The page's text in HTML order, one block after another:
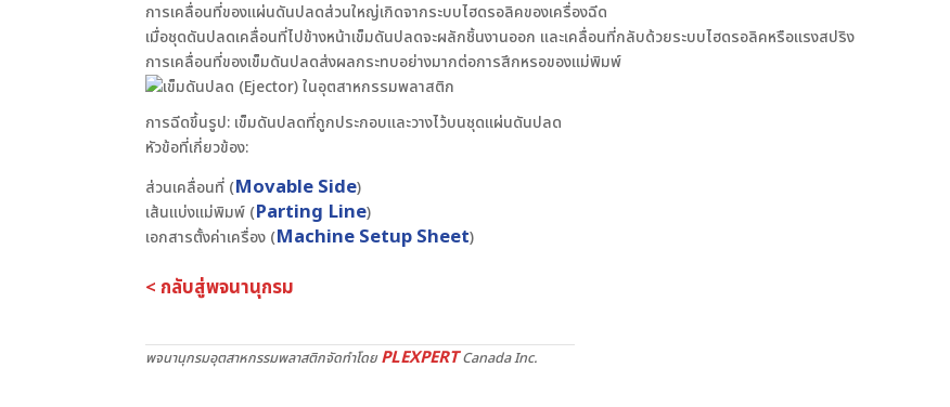
การเคลื่อนที่ของแผ่นดันปลดส่วนใหญ่เกิดจากระบบไฮดรอลิคของเครื่องฉีด
เมื่อชุดดันปลดเคลื่อนที่ไปข้างหน้าเข็มดันปลดจะผลักชิ้นงานออก และเคลื่อนที่กลับด้วยระบบไฮดรอลิคหรือแรงสปริง
การเคลื่อนที่ของเข็มดันปลดส่งผลกระทบอย่างมากต่อการสึกหรอของแม่พิมพ์
การฉีดขึ้นรูป: เข็มดันปลดที่ถูกประกอบและวางไว้บนชุดแผ่นดันปลด
หัวข้อที่เกี่ยวข้อง:
ส่วนเคลื่อนที่ (Movable Side)
เส้นแบ่งแม่พิมพ์ (Parting Line)
เอกสารตั้งค่าเครื่อง (Machine Setup Sheet)
< กลับสู่พจนานุกรม
พจนานุกรมอุตสาหกรรมพลาสติกจัดทำโดยPLEXPERTCanada Inc.